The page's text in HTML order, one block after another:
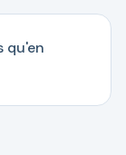
qu'en